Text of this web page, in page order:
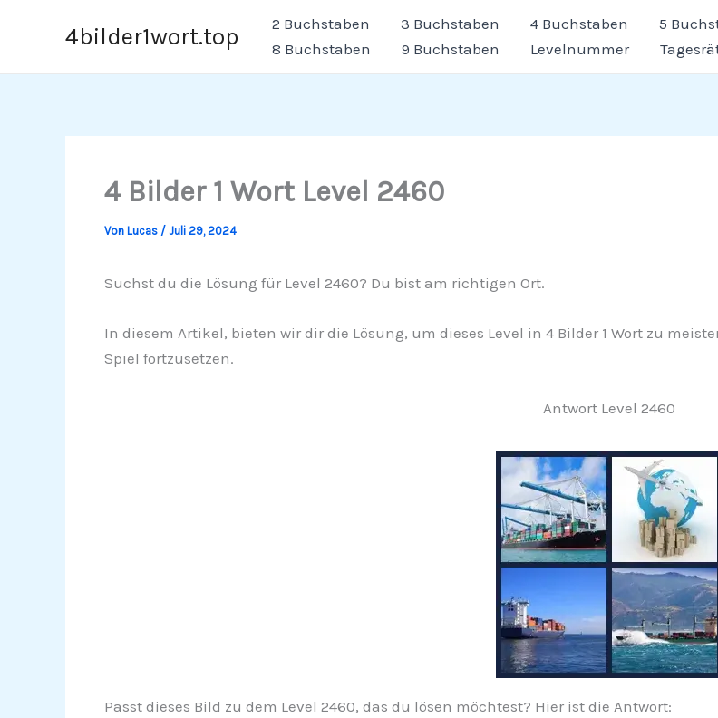
4bilder1wort.top 2 Buchstaben 3 Buchstaben 4 Buchstaben 5
8 Buchstaben
9 Buchstaben Levelnummer
4 Bilder 1 Wort Level 2460
Von Lucas / Juli 29, 2024
Suchst du die Lösung für Level 2460? Du bist am richtigen Ort.
In diesem Artikel, bieten wir dir die Lösung, um dieses Level in 4 Bilder 1 Wort zu
Spiel fortzusetzen.
Antwort Level 2460
Passt dieses Bild zu dem Level 2460, das du lösen möchtest? Hier ist die Antwort: